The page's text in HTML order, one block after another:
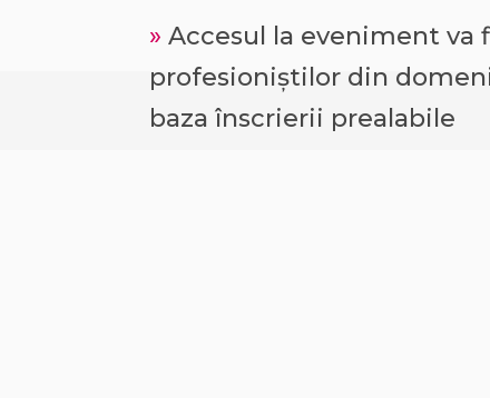
» Accesul la eveniment va
profesioniștilor din
baza înscrierii prealabile